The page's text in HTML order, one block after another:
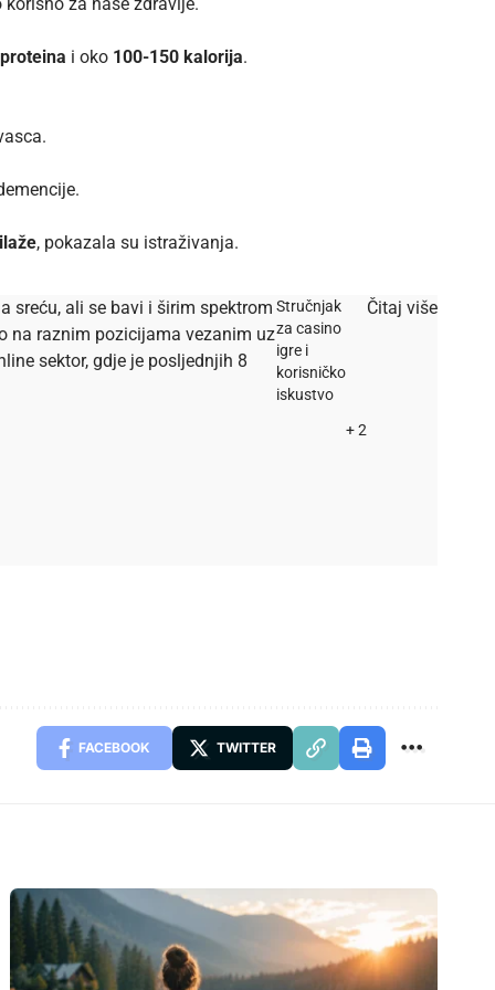
i oko 100-150 kalorija.
, pokazala su istraživanja.
sreću, ali se bavi i širim spektrom
na raznim pozicijama vezanim uz
sektor, gdje je posljednjih 8
Stručnjak
za casino
igre i
korisničko
iskustvo
+ 2
Čitaj više
FACEBOOK TWITTER